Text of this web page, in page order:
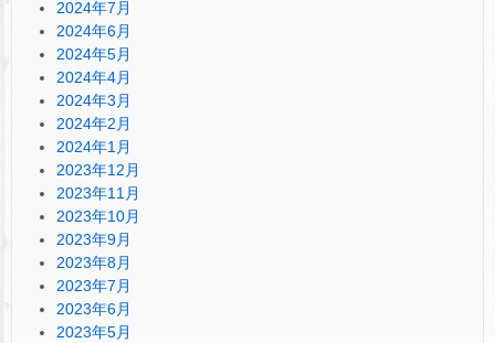
2024年7月
2024年6月
2024年5月
2024年4月
2024年3月
2024年2月
2024年1月
2023年12月
2023年11月
2023年10月
2023年9月
2023年8月
2023年7月
2023年6月
2023年5月